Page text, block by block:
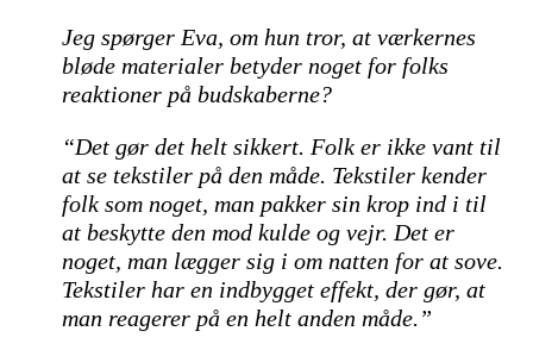
Jeg spørger Eva, om hun tror, at værkernes
bløde materialer betyder noget for folks
reaktioner på budskaberne?
“Det gør det helt sikkert. Folk er ikke vant til
at se tekstiler på den måde. Tekstiler kender
folk som noget, man pakker sin krop ind i til
at beskytte den mod kulde og vejr. Det er
noget, man lægger sig i om natten for at sove.
Tekstiler har en indbygget effekt, der gør, at
man reagerer på en helt anden måde.”